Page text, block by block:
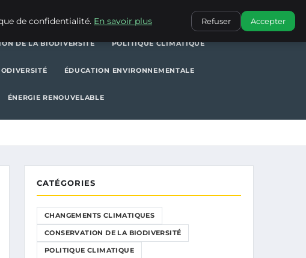
POLITIQUES ENVIRONNEMENTALES
DE LA BIODIVERSITÉ POLITIQUE CLIMATIQUE
ÉDUCATION ENVIRONNEMENTALE
ÉNERGIE RENOUVELABLE
CATÉGORIES
CHANGEMENTS CLIMATIQUES
CONSERVATION DE LA BIODIVERSITÉ
POLITIQUE CLIMATIQUE
de confidentialité. En savoir plus Refuser Accepter